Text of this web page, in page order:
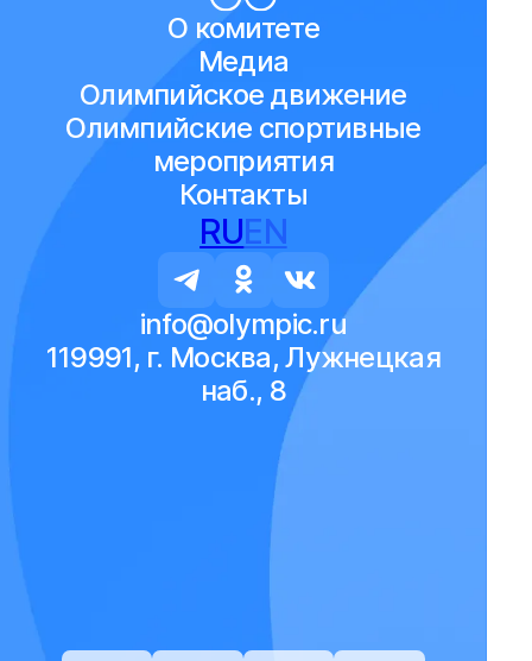
О комитете
Медиа
Олимпийское движение
Олимпийские спортивные
мероприятия
Контакты
RUEN
info@olympic.ru
119991, г. Москва, Лужнецкая
наб., 8